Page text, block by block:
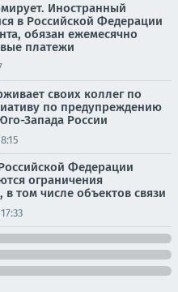
Иностранный
в Российской Федерации
обязан ежемесячно
платежи
своих коллег по
по предупреждению
Запада России
Федерации
ограничения
том числе объектов связи